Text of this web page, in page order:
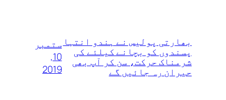
بھارتی پولیس نے ہندو انتہا
پسندوں‌ کو بچانے کیلئے کی
شرمناک حرکت، سن کر آپ بھی
حیران رہ جائیں گے
ستمبر
10,
2019